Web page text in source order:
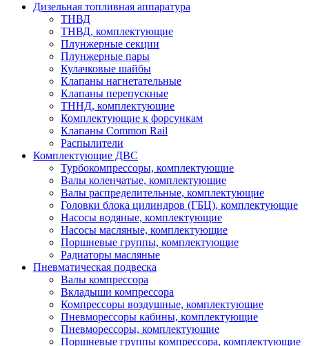
Дизельная топливная аппаратура
ТНВД
ТНВД, комплектующие
Плунжерные секции
Плунжерные пары
Кулачковые шайбы
Клапаны нагнетательные
Клапаны перепускные
ТННД, комплектующие
Комплектующие к форсункам
Клапаны Common Rail
Распылители
Комплектующие ДВС
Турбокомпрессоры, комплектующие
Валы коленчатые, комплектующие
Валы распределительные, комплектующие
Головки блока цилиндров (ГБЦ), комплектующие
Насосы водяные, комплектующие
Насосы масляные, комплектующие
Поршневые группы, комплектующие
Радиаторы масляные
Пневматическая подвеска
Валы компрессора
Вкладыши компрессора
Компрессоры воздушные, комплектующие
Пневморессоры кабины, комплектующие
Пневморессоры, комплектующие
Поршневые группы компрессора, комплектующие